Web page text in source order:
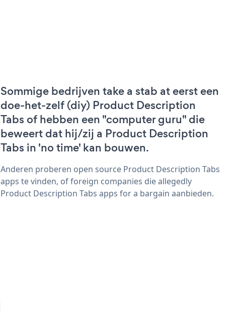
Sommige bedrijven take a stab at eerst een
doe-het-zelf (diy) Product Description
Tabs of hebben een "computer guru" die
beweert dat hij/zij a Product Description
Tabs in 'no time' kan bouwen.
Anderen proberen open source Product Description Tabs
apps te vinden, of foreign companies die allegedly
Product Description Tabs apps for a bargain aanbieden.